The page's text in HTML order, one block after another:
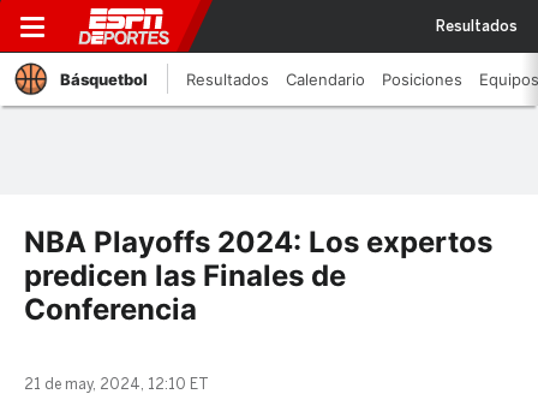
Resultados
Básquetbol Resultados Calendario Posiciones Equipos
NBA Playoffs 2024: Los expertos
predicen las Finales de
Conferencia
21 de may, 2024, 12:10 ET